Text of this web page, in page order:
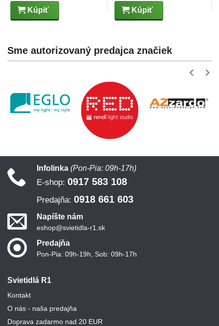
Kúpiť Kúpiť
Sme autorizovaný predajca značiek
Svietidlá R1
Kontakt
O nás - naša predajňa
Doprava zadarmo nad 20 EUR
Infolinka (Pon-Pia: 09h-17h)
E-shop: 0917 583 108
Predajňa: 0918 661 603
Napíšte nám
eshop@svietidla-r1.sk
Predajňa
Pon-Pia: 09h-19h, Sob: 09h-17h